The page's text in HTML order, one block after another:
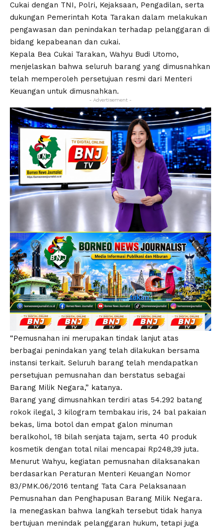
Cukai dengan TNI, Polri, Kejaksaan, Pengadilan, serta
dukungan Pemerintah Kota Tarakan dalam melakukan
pengawasan dan penindakan terhadap pelanggaran di
bidang kepabeanan dan cukai.
Kepala Bea Cukai Tarakan, Wahyu Budi Utomo,
menjelaskan bahwa seluruh barang yang dimusnahkan
telah memperoleh persetujuan resmi dari Menteri
Keuangan untuk dimusnahkan.
- Advertisement -
“Pemusnahan ini merupakan tindak lanjut atas
berbagai penindakan yang telah dilakukan bersama
instansi terkait. Seluruh barang telah mendapatkan
persetujuan pemusnahan dan berstatus sebagai
Barang Milik Negara,” katanya.
Barang yang dimusnahkan terdiri atas 54.292 batang
rokok ilegal, 3 kilogram tembakau iris, 24 bal pakaian
bekas, lima botol dan empat galon minuman
beralkohol, 18 bilah senjata tajam, serta 40 produk
kosmetik dengan total nilai mencapai Rp248,39 juta.
Menurut Wahyu, kegiatan pemusnahan dilaksanakan
berdasarkan Peraturan Menteri Keuangan Nomor
83/PMK.06/2016 tentang Tata Cara Pelaksanaan
Pemusnahan dan Penghapusan Barang Milik Negara.
Ia menegaskan bahwa langkah tersebut tidak hanya
bertujuan menindak pelanggaran hukum, tetapi juga